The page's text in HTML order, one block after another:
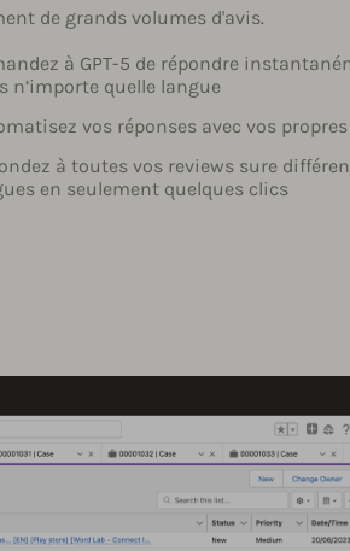
de grands volumes d'avis.
à GPT-5 de répondre
n’importe quelle langue
vos réponses avec vos
à toutes vos reviews sure
en seulement quelques clics